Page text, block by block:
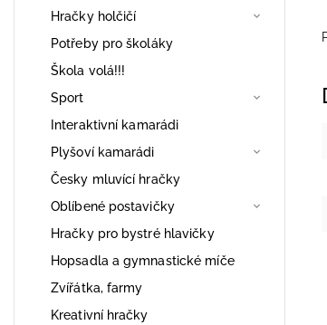
Hračky holčičí
Potřeby pro školáky
Škola volá!!!
Sport
Interaktivní kamarádi
Plyšoví kamarádi
Česky mluvící hračky
Oblíbené postavičky
Hračky pro bystré hlavičky
Hopsadla a gymnastické míče
Zvířátka, farmy
Kreativní hračky